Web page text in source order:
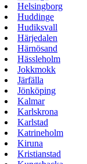
Helsingborg
Huddinge
Hudiksvall
Härjedalen
Härnösand
Hässleholm
Jokkmokk
Järfälla
Jönköping
Kalmar
Karlskrona
Karlstad
Katrineholm
Kiruna
Kristianstad